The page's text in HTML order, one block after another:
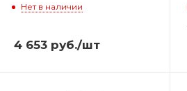
Нет в наличии
4 653 руб./шт